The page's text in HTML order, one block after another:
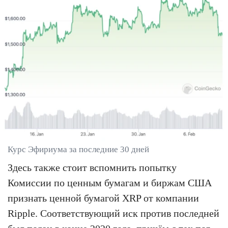
Курс Эфириума за последние 30 дней
Здесь также стоит вспомнить попытку
Комиссии по ценным бумагам и биржам США
признать ценной бумагой XRP от компании
Ripple. Соответствующий иск против последней